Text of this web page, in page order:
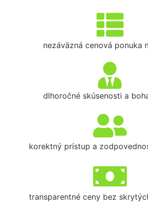
nezáväzná cenová ponuka
dlhoročné skúsenosti a
korektný prístup a
transparentné ceny bez